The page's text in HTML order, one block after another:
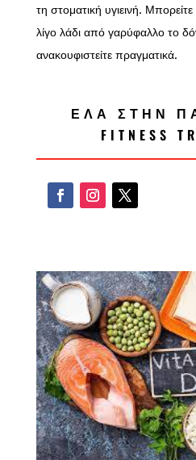
τη στοματική υγιεινή.
λίγο λάδι από γαρύφαλλο το
ανακουφιστείτε πραγματικά.
ΕΛΑ ΣΤΗΝ
FITNESS